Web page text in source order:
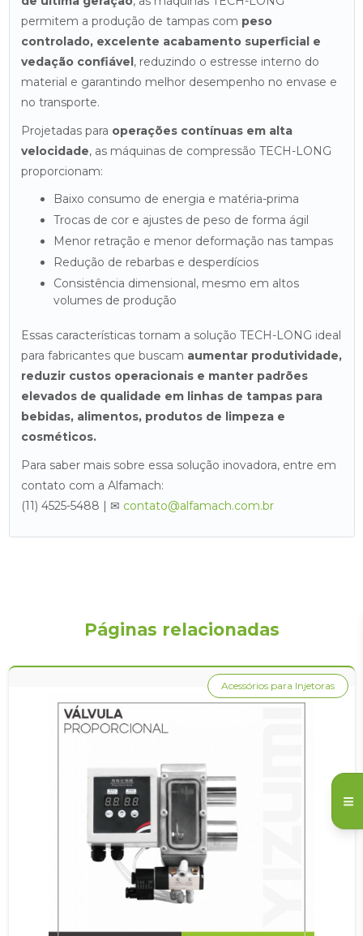
permitem a produção de tampas com peso
controlado, excelente acabamento superficial e
vedação confiável, reduzindo o estresse interno do
material e garantindo melhor desempenho no envase e
no transporte.
Projetadas para operações contínuas em alta
velocidade, as máquinas de compressão TECH-LONG
proporcionam:
Baixo consumo de energia e matéria-prima
Trocas de cor e ajustes de peso de forma ágil
Menor retração e menor deformação nas tampas
Redução de rebarbas e desperdícios
Consistência dimensional, mesmo em altos
volumes de produção
Essas características tornam a solução TECH-LONG ideal
para fabricantes que buscam aumentar produtividade,
reduzir custos operacionais e manter padrões
elevados de qualidade em linhas de tampas para
bebidas, alimentos, produtos de limpeza e
cosméticos.
Para saber mais sobre essa solução inovadora, entre em
contato com a Alfamach:
(11) 4525-5488 | ✉ contato@alfamach.com.br
Páginas relacionadas
Acessórios para Injetoras